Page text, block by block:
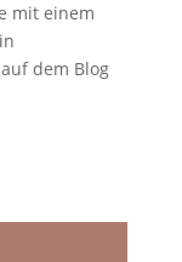
mit einem
dem Blog